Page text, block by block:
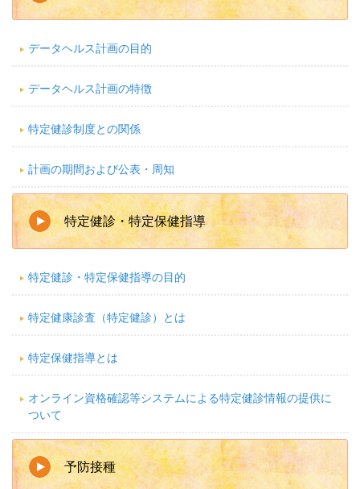
データヘルス計画の目的
データヘルス計画の特徴
特定健診制度との関係
計画の期間および公表・周知
特定健診・特定保健指導
特定健診・特定保健指導の目的
特定健康診査（特定健診）とは
特定保健指導とは
オンライン資格確認等システムによる特定健診情報の提供に
ついて
予防接種